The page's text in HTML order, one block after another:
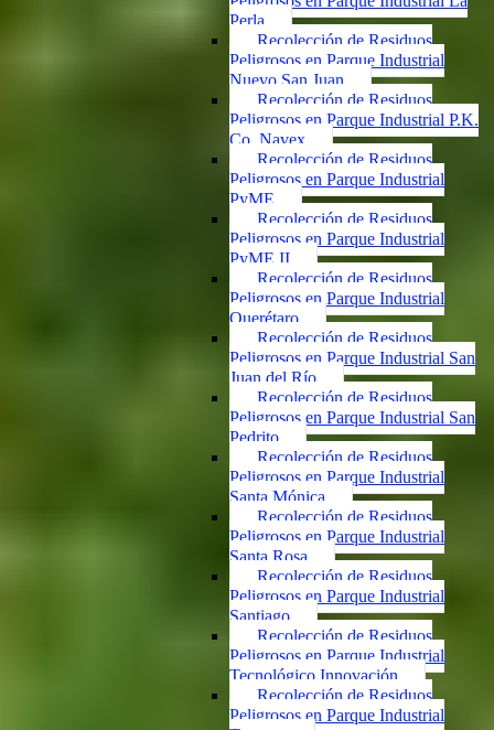
Perla
Recolección de Residuos
Peligrosos en Parque Industrial
Nuevo San Juan
Recolección de Residuos
Peligrosos en Parque Industrial P.K.
Co. Navex
Recolección de Residuos
Peligrosos en Parque Industrial
PyME
Recolección de Residuos
Peligrosos en Parque Industrial
PyME II
Recolección de Residuos
Peligrosos en Parque Industrial
Querétaro
Recolección de Residuos
Peligrosos en Parque Industrial San
Juan del Río
Recolección de Residuos
Peligrosos en Parque Industrial San
Pedrito
Recolección de Residuos
Peligrosos en Parque Industrial
Santa Mónica
Recolección de Residuos
Peligrosos en Parque Industrial
Santa Rosa
Recolección de Residuos
Peligrosos en Parque Industrial
Santiago
Recolección de Residuos
Peligrosos en Parque Industrial
Tecnológico Innovación
Recolección de Residuos
Peligrosos en Parque Industrial